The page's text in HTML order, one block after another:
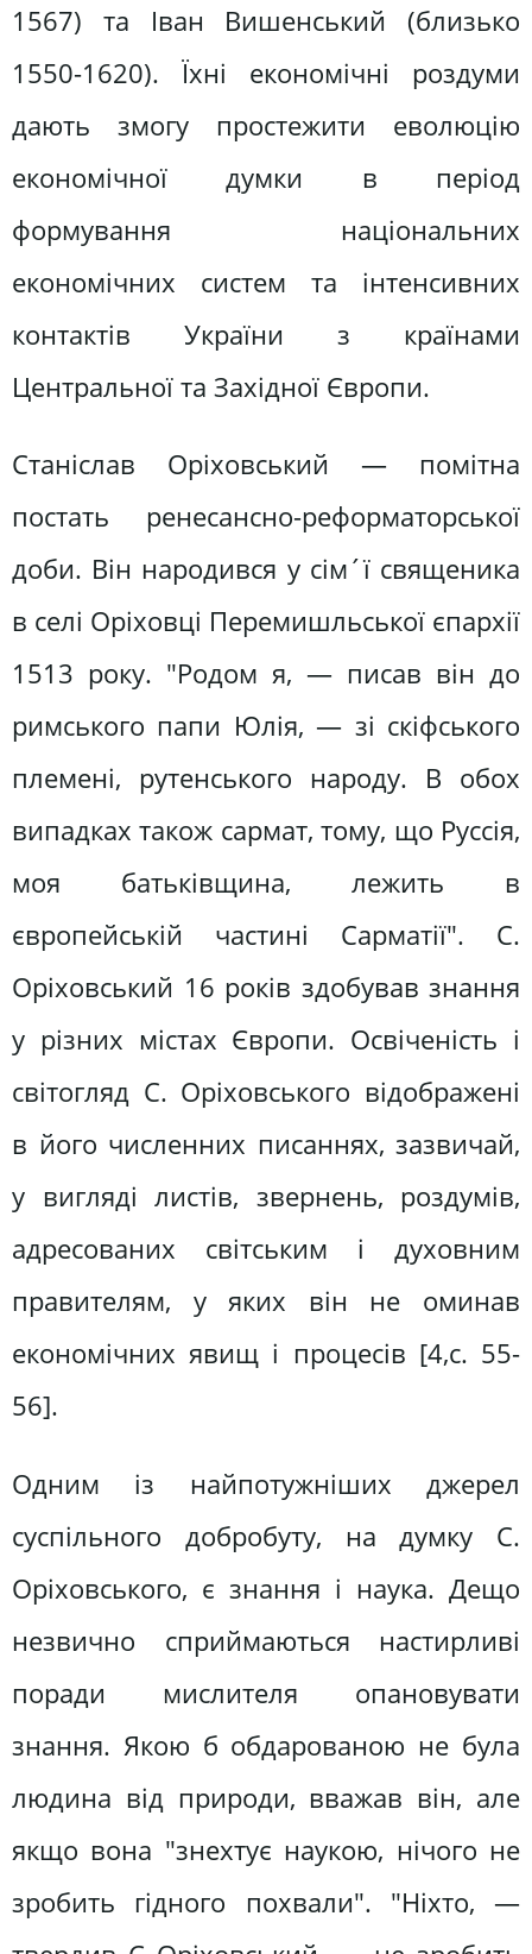
1567) та Іван Вишенський (близько
1550-1620). Їхні економічні роздуми
дають змогу простежити еволюцію
економічної думки в період
формування національних
економічних систем та інтенсивних
контактів України з країнами
Центральної та Західної Європи.
Станіслав Оріховський — помітна
постать ренесансно-реформаторської
доби. Він народився у сім´ї священика
в селі Оріховці Перемишльської єпархії
1513 року. "Родом я, — писав він до
римського папи Юлія, — зі скіфського
племені, рутенського народу. В обох
випадках також сармат, тому, що Руссія,
моя батьківщина, лежить в
європейській частині Сарматії". С.
Оріховський 16 років здобував знання
у різних містах Європи. Освіченість і
світогляд С. Оріховського відображені
в його численних писаннях, зазвичай,
у вигляді листів, звернень, роздумів,
адресованих світським і духовним
правителям, у яких він не оминав
економічних явищ і процесів [4,c. 55-
56].
Одним із найпотужніших джерел
суспільного добробуту, на думку С.
Оріховського, є знання і наука. Дещо
незвично сприймаються настирливі
поради мислителя опановувати
знання. Якою б обдарованою не була
людина від природи, вважав він, але
якщо вона "знехтує наукою, нічого не
зробить гідного похвали". "Ніхто, —